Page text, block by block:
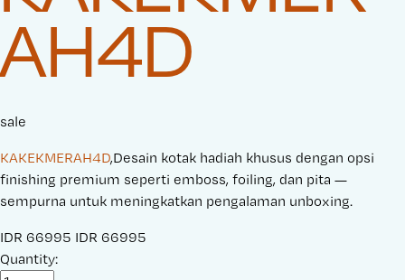
AH4D
sale
KAKEKMERAH4D,Desain kotak hadiah khusus dengan opsi
finishing premium seperti emboss, foiling, dan pita —
sempurna untuk meningkatkan pengalaman unboxing.
S
a
IDR 66995 O
IDR 66995
Quantity: